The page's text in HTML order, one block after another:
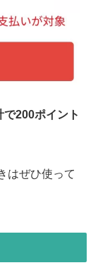
200ポイント
はぜひ使って